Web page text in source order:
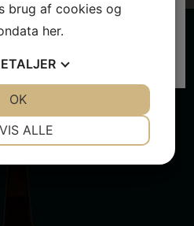
18
øl
brug af cookies og
her.
ALLE
OK